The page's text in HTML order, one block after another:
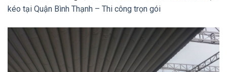
kéo tại Quận Bình Thạnh – Thi công trọn gói